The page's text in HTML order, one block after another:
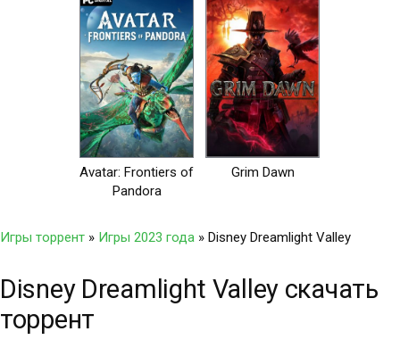
Avatar: Frontiers of
Pandora
Grim Dawn
Игры торрент » Игры 2023 года » Disney Dreamlight Valley
Disney Dreamlight Valley скачать
торрент